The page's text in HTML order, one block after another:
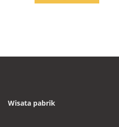
Wisata pabrik